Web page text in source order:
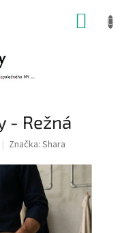
- Režná
Značka: Shara